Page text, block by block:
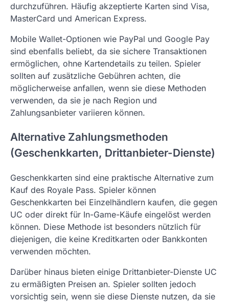
durchzuführen. Häufig akzeptierte Karten sind Visa,
MasterCard und American Express.
Mobile Wallet-Optionen wie PayPal und Google Pay
sind ebenfalls beliebt, da sie sichere Transaktionen
ermöglichen, ohne Kartendetails zu teilen. Spieler
sollten auf zusätzliche Gebühren achten, die
möglicherweise anfallen, wenn sie diese Methoden
verwenden, da sie je nach Region und
Zahlungsanbieter variieren können.
Alternative Zahlungsmethoden
(Geschenkkarten, Drittanbieter-Dienste)
Geschenkkarten sind eine praktische Alternative zum
Kauf des Royale Pass. Spieler können
Geschenkkarten bei Einzelhändlern kaufen, die gegen
UC oder direkt für In-Game-Käufe eingelöst werden
können. Diese Methode ist besonders nützlich für
diejenigen, die keine Kreditkarten oder Bankkonten
verwenden möchten.
Darüber hinaus bieten einige Drittanbieter-Dienste UC
zu ermäßigten Preisen an. Spieler sollten jedoch
vorsichtig sein, wenn sie diese Dienste nutzen, da sie